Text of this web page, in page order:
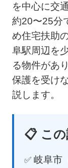
を中心に交
約20〜25分
め住宅扶助
阜駅周辺を
る物件があ
保護を受け
説します。
📋 こ
岐阜市